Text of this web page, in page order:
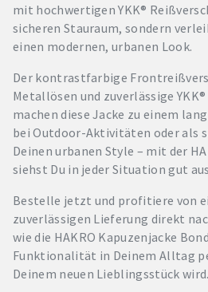
mit hochwertigen YKK®
sicheren Stauraum, sondern
einen modernen, urbanen Look.
Der kontrastfarbige
Metallösen und zuverlässige
machen diese Jacke zu einem
bei Outdoor-Aktivitäten oder als
Deinen urbanen Style – mit der
siehst Du in jeder Situation gut
Bestelle jetzt und profitiere von
zuverlässigen Lieferung direkt
wie die HAKRO Kapuzenjacke
Funktionalität in Deinem Alltag
Deinem neuen Lieblingsstück wird.